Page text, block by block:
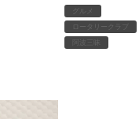
グルメ
ロータリークラブ